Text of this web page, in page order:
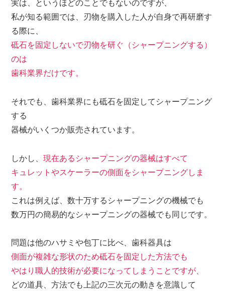
実は、というほどのことでもないのですが、
私が知る範囲では、刃物を購入した人が自身で再研磨す
る際に、
砥石を固定しないで刃物を研ぐ（シャープニングする）
のは
歯科業界だけです。
それでも、歯科業界にも砥石を固定してシャープニング
する
器械がいくつか販売されています。
しかし、現在あるシャープニングの器械はすべて
キュレットやスケーラーの側面をシャープニングしま
す。
これは例えば、数十万するシャープニングの機械でも
数万円の簡易的なシャープニングの器械でも同じです。
問題は他のハサミや包丁に比べ、歯科器具は
側面が複雑な形状のため砥石を固定した方法でも
やはり職人的技術が必要になってしまうことですが、
どの道具、方法でも上記の三次元の動きを意識して